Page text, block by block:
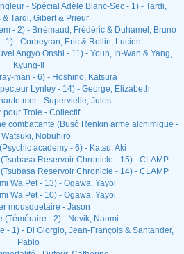
- Spécial Adèle Blanc-Sec - 1) - Tardi,
Tardi, Gibert & Prieur
- 2) - Brrémaud, Frédéric & Duhamel, Bruno
1) - Corbeyran, Eric & Rollin, Lucien
Angyo Onshi - 11) - Youn, In-Wan & Yang,
Kyung-Il
man - 6) - Hoshino, Katsura
Lynley - 14) - George, Elizabeth
mer - Supervielle, Jules
pour Troie - Collectif
combattante (Busô Renkin arme alchimique -
Watsuki, Nobuhiro
academy - 6) - Katsu, Aki
Reservoir Chronicle - 15) - CLAMP
Reservoir Chronicle - 14) - CLAMP
Wa Pet - 13) - Ogawa, Yayoi
Wa Pet - 10) - Ogawa, Yayoi
mousquetaire - Jason
(Téméraire - 2) - Novik, Naomi
- 1) - Di Giorgio, Jean-François & Santander,
Pablo